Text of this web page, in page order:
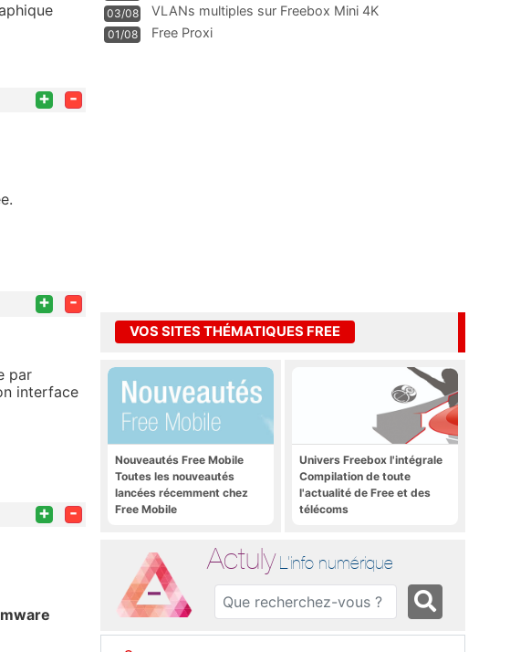
+ -
+ -
par
interface
+ -
03/08 VLANs multiples sur Freebox Mini 4K
01/08 Free Proxi
VOS SITES THÉMATIQUES FREE
Nouveautés Free Mobile
Toutes les nouveautés
lancées récemment chez
Free Mobile
Univers Freebox l'intégrale
Compilation de toute
l'actualité de Free et des
télécoms
Actuly L'info numérique